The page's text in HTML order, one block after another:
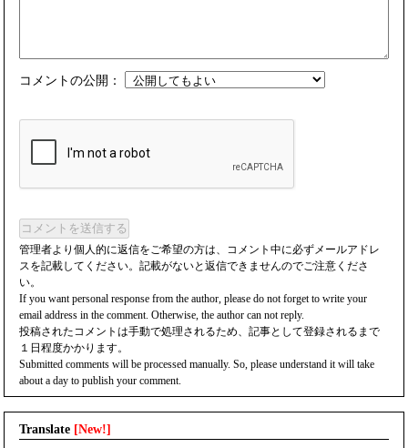
コメントの公開：
コメントを送信する
管理者より個人的に返信をご希望の方は、コメント中に必ずメールアドレ
スを記載してください。記載がないと返信できませんのでご注意くださ
い。
If you want personal response from the author, please do not forget to write your
email address in the comment. Otherwise, the author can not reply.
投稿されたコメントは手動で処理されるため、記事として登録されるまで
１日程度かかります。
Submitted comments will be processed manually. So, please understand it will take
about a day to publish your comment.
Translate [New!]